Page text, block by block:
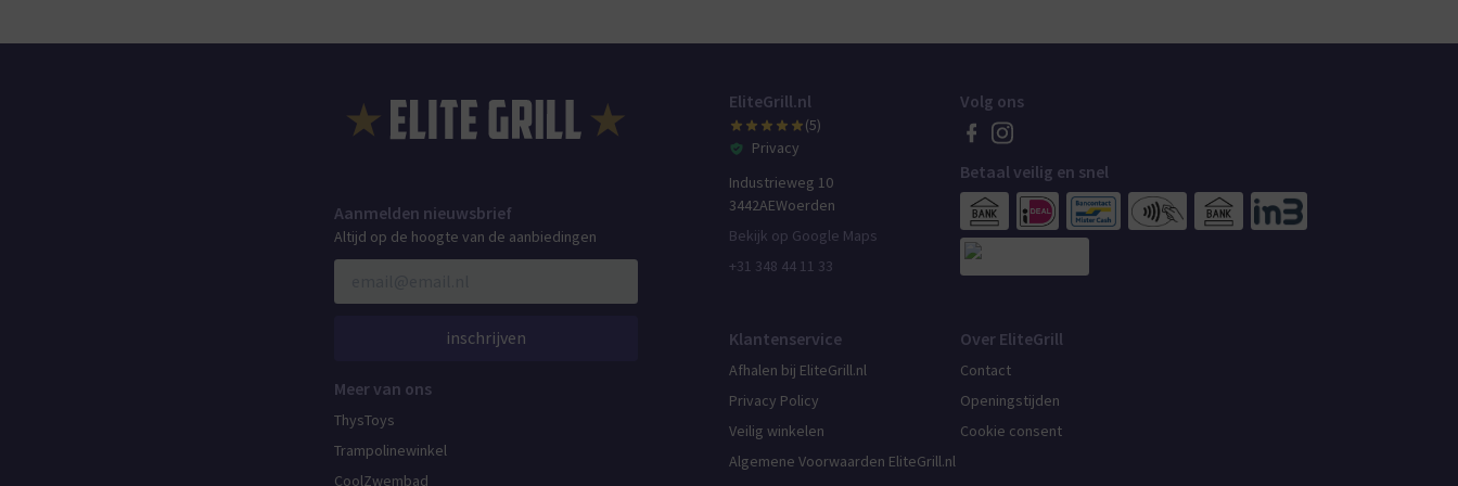
Aanmelden nieuwsbrief
Altijd op de hoogte van de aanbiedingen
inschrijven
Meer van ons
ThysToys
Trampolinewinkel
CoolZwembad
EliteGrill.nl
(5)
Privacy
Industrieweg 10
3442AEWoerden
Bekijk op Google Maps
+31 348 44 11 33
Volg ons
Betaal veilig en snel
Klantenservice
Afhalen bij EliteGrill.nl
Privacy Policy
Veilig winkelen
Algemene Voorwaarden EliteGrill.nl
Over EliteGrill
Contact
Openingstijden
Cookie consent